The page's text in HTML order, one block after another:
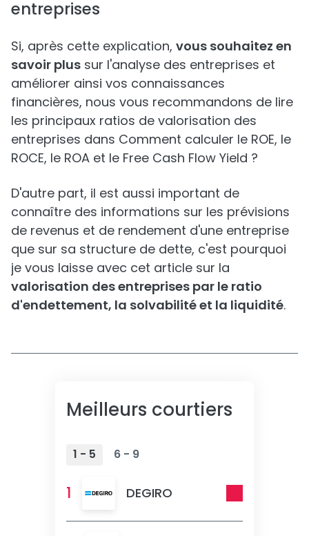
entreprises
Si, après cette explication, vous souhaitez en
savoir plus sur l'analyse des entreprises et
améliorer ainsi vos connaissances
financières, nous vous recommandons de lire
les principaux ratios de valorisation des
entreprises dans Comment calculer le ROE, le
ROCE, le ROA et le Free Cash Flow Yield ?
D'autre part, il est aussi important de
connaître des informations sur les prévisions
de revenus et de rendement d'une entreprise
que sur sa structure de dette, c'est pourquoi
je vous laisse avec cet article sur la
valorisation des entreprises par le ratio
d'endettement, la solvabilité et la liquidité.
Meilleurs courtiers
1 - 5 6 - 9
1 DEGIRO